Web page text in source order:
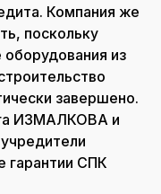
Компания же
поскольку
оборудования из
завершено.
ИЗМАЛКОВА и
гарантии СПК